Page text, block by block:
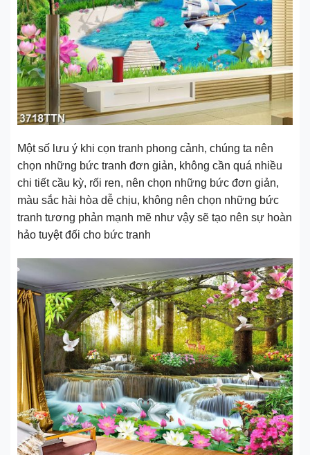
Một số lưu ý khi cọn tranh phong cảnh, chúng ta nên
chọn những bức tranh đơn giản, không cần quá nhiều
chi tiết cầu kỳ, rối ren, nên chọn những bức đơn giản,
màu sắc hài hòa dễ chịu, không nên chọn những bức
tranh tương phản mạnh mẽ như vậy sẽ tạo nên sự hoàn
hảo tuyệt đối cho bức tranh